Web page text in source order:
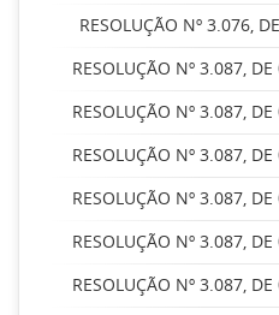
RESOLUÇÃO Nº 3.076,
RESOLUÇÃO Nº 3.087,
RESOLUÇÃO Nº 3.087,
RESOLUÇÃO Nº 3.087,
RESOLUÇÃO Nº 3.087,
RESOLUÇÃO Nº 3.087,
RESOLUÇÃO Nº 3.087,